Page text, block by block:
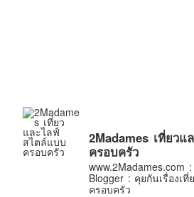
ฮ่องกง
ไต้หวัน
ฟิลิปปินส์
2Madames เที่ยวแ
ครอบครัว
www.2Madames.com
Blogger : คุยกันเรื่องเ
ครอบครัว